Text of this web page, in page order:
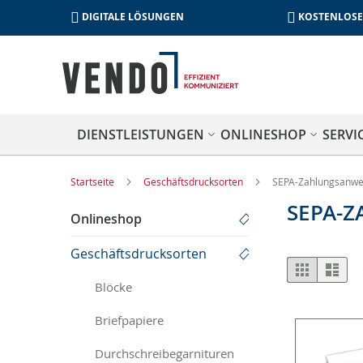
DIGITALE LÖSUNGEN
DIENSTLEISTUNGEN ONLINESHOP
Startseite Geschäftsdrucksorten SEPA-
SEPA-
als
Liste Liste
Onlineshop
Geschäftsdrucksorten
Blöcke
Briefpapiere
Durchschreibegarnituren